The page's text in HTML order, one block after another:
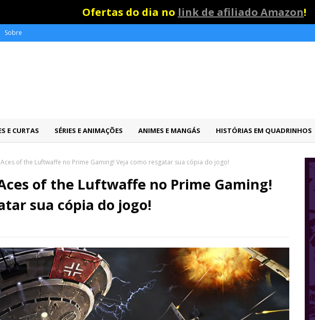
Ofertas do dia no link de afiliado Amazon!
Sobre
E CURTAS SÉRIES E ANIMAÇÕES ANIMES E MANGÁS HISTÓRIAS EM QUADRINHOS
of the Luftwaffe no Prime Gaming! Veja como resgatar sua cópia do jogo!
of the Luftwaffe no Prime Gaming!
sua cópia do jogo!